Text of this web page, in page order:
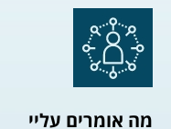
מה אומרים עליי